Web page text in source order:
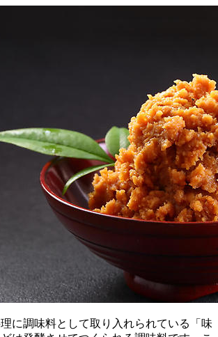
に調味料として取り入れられている「味